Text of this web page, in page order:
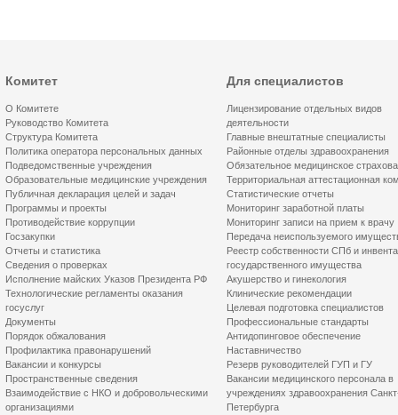
Комитет
О Комитете
Руководство Комитета
Структура Комитета
Политика оператора персональных данных
Подведомственные учреждения
Образовательные медицинские учреждения
Публичная декларация целей и задач
Программы и проекты
Противодействие коррупции
Госзакупки
Отчеты и статистика
Сведения о проверках
Исполнение майских Указов Президента РФ
Технологические регламенты оказания
госуслуг
Документы
Порядок обжалования
Профилактика правонарушений
Вакансии и конкурсы
Пространственные сведения
Взаимодействие с НКО и добровольческими
организациями
Для специалистов
Лицензирование отдельных видов
деятельности
Главные внештатные специалисты
Районные отделы здравоохранения
Обязательное медицинское
Территориальная аттестационная
Статистические отчеты
Мониторинг заработной платы
Мониторинг записи на прием к врачу
Передача неиспользуемого
Реестр собственности СПб и
государственного имущества
Акушерство и гинекология
Клинические рекомендации
Целевая подготовка специалистов
Профессиональные стандарты
Антидопинговое обеспечение
Наставничество
Резерв руководителей ГУП и ГУ
Вакансии медицинского персонала в
учреждениях здравоохранения
Петербурга